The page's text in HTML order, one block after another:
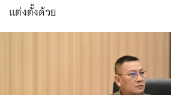
แต่งตั้งด้วย